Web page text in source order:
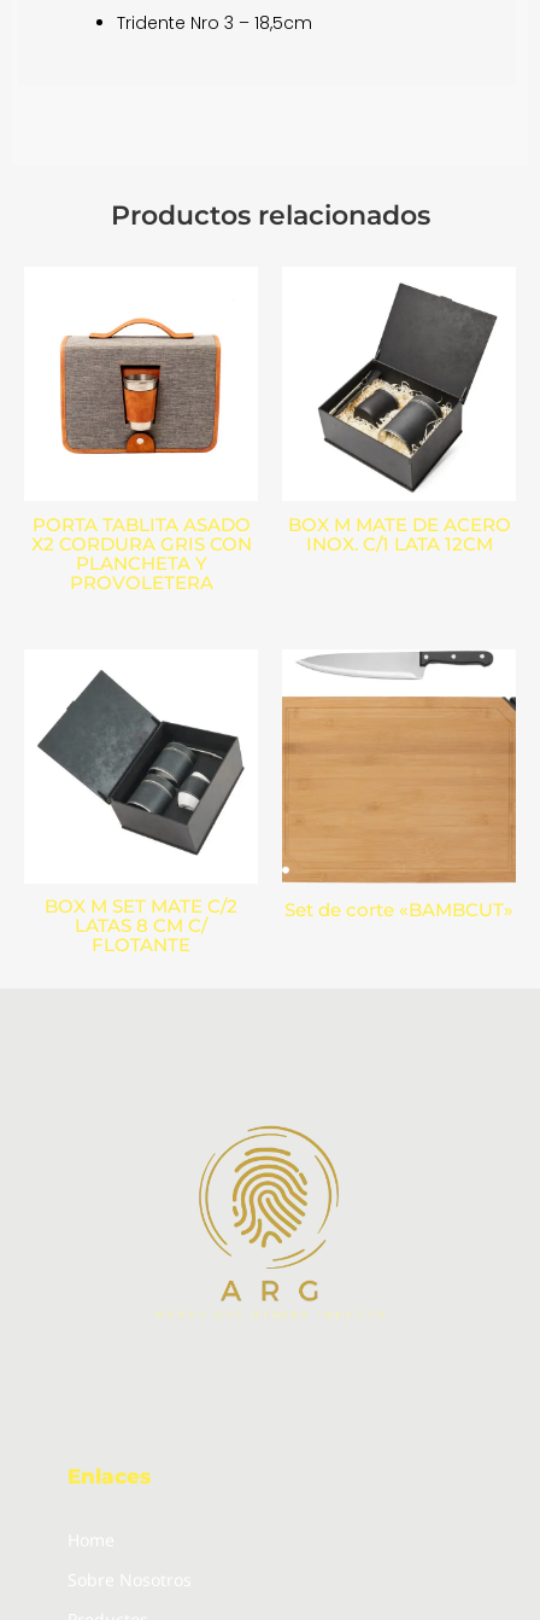
Tridente Nro 3 – 18,5cm
Productos relacionados
PORTA TABLITA ASADO
X2 CORDURA GRIS CON
PLANCHETA Y
PROVOLETERA
BOX M MATE DE ACERO
INOX. C/1 LATA 12CM
BOX M SET MATE C/2
LATAS 8 CM C/
FLOTANTE
Set de corte «BAMBCUT»
Enlaces
Home
Sobre Nosotros